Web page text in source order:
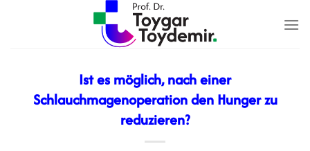
Ist es möglich, nach einer
Schlauchmagenoperation den Hunger zu
reduzieren?